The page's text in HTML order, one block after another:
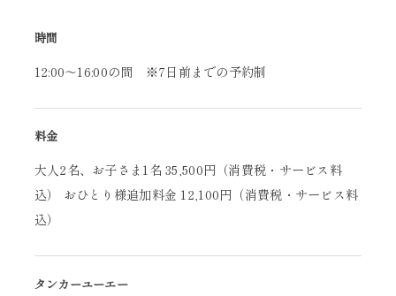
時間
12:00～16:00の間 ※7日前までの予約制
料金
大人2名、お子さま1名 35,500円（消費税・サービス料
込） おひとり様追加料金 12,100円（消費税・サービス料
込）
タンカーユーエー